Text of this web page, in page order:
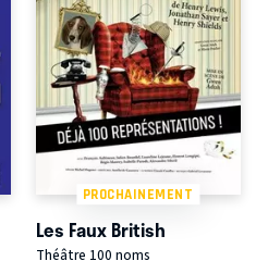
PROCHAINEMENT
Les Faux British
Théâtre 100 noms